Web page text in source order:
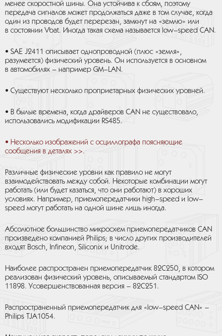
менее скоростной шины. Она устойчива к сбоям, поэтому
передача сигналов может продолжаться даже в том случае, когда
один из проводов будет перерезан, замкнут на «землю» или
в состоянии Vbat. Иногда такая схема называется low–speed CAN.
• SAE J2411 описывает однопроводной (плюс «земля»,
разумеется) физический уровень. Он используется в основном
в автомобилях – например GM–LAN.
• Существуют несколько проприетарных физических уровней.
• В былые времена, когда драйверов CAN не существовало,
использовались модификации RS485.
• Несколько изображений с осциллографа поясняющие
сообщения в деталях >>.
Различные физические уровни как правило не могут
взаимодействовать между собой. Некоторые комбинации могут
работать (или будет казаться, что они работают) в хороших
условиях. Например, приемопередатчики high–speed и low–
speed могут работать на одной шине лишь иногда.
Абсолютное большинство микросхем приемопередатчиков CAN
произведено компанией Philips; в число других производителей
входят Bosch, Infineon, Siliconix и Unitrode.
Наиболее распространен приемопередатчик 82C250, в котором
реализован физический уровень, описываемый стандартом ISO
11898. Усовершенствованная версия – 82C251.
Распространенный приемопередатчик для «low–speed CAN» –
Philips TJA1054.